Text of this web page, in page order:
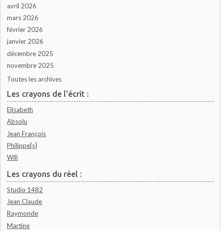
avril 2026
mars 2026
février 2026
janvier 2026
décembre 2025
novembre 2025
Toutes les archives
Les crayons de l'écrit :
Elisabeth
Absolu
Jean François
Philippe[s]
Will
Les crayons du réel :
Studio 1482
Jean Claude
Raymonde
Martine